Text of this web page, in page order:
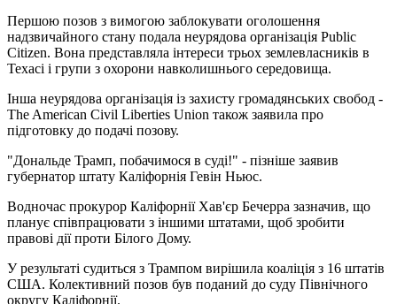
Першою позов з вимогою заблокувати оголошення
надзвичайного стану подала неурядова організація Public
Citizen. Вона представляла інтереси трьох землевласників в
Техасі і групи з охорони навколишнього середовища.
Інша неурядова організація із захисту громадянських свобод -
The American Civil Liberties Union також заявила про
підготовку до подачі позову.
"Дональде Трамп, побачимося в суді!" - пізніше заявив
губернатор штату Каліфорнія Гевін Ньюс.
Водночас прокурор Каліфорнії Хав'єр Бечерра зазначив, що
планує співпрацювати з іншими штатами, щоб зробити
правові дії проти Білого Дому.
У результаті судиться з Трампом вирішила коаліція з 16 штатів
США. Колективний позов був поданий до суду Північного
округу Каліфорнії.